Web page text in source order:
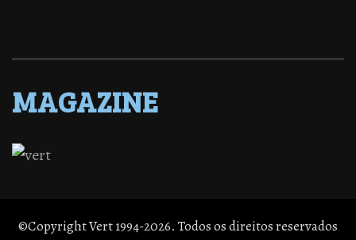
MAGAZINE
©Copyright Vert 1994-2026. Todos os direitos reservados